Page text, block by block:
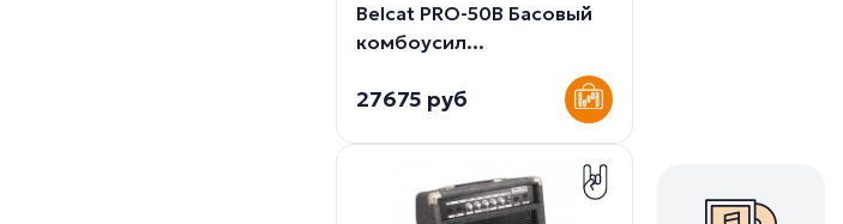
Belcat PRO-50B Басовый
комбоусил...
27675 руб